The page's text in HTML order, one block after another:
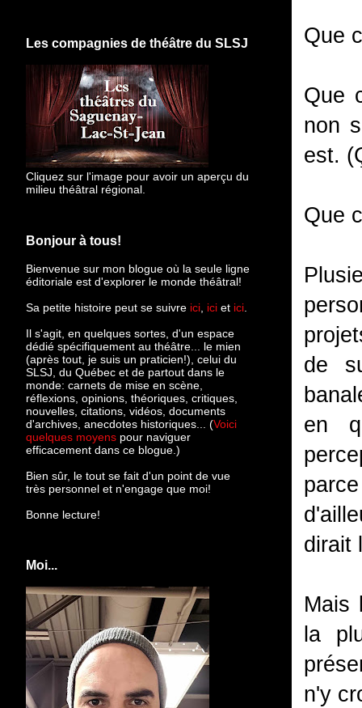
Que
Que
non
est.
Que
de
en
dirait
Mais
la
n'y
Les compagnies de théâtre du SLSJ
Cliquez sur l'image pour avoir un aperçu du
milieu théâtral régional.
Bonjour à tous!
Bienvenue sur mon blogue où la seule ligne
éditoriale est d'explorer le monde théâtral!
Sa petite histoire peut se suivre ici ici et ici
Il s'agit, en quelques sortes, d'un espace
dédié spécifiquement au théâtre... le mien
(après tout, je suis un praticien!), celui du
SLSJ, du Québec et de partout dans le
monde: carnets de mise en scène,
réflexions, opinions, théoriques, critiques,
nouvelles, citations, vidéos, documents
d'archives, anecdotes historiques... (Voici
quelques moyens pour naviguer
efficacement dans ce blogue.)
Bien sûr, le tout se fait d'un point de vue
très personnel et n'engage que moi!
Bonne lecture!
Moi...